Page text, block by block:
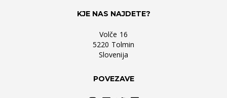
KJE NAS NAJDETE?
Volče 16
5220 Tolmin
Slovenija
POVEZAVE